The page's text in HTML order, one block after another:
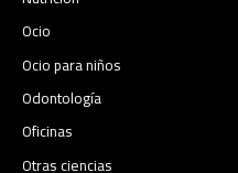
Ocio
Ocio para niños
Odontología
Oficinas
Otras ciencias